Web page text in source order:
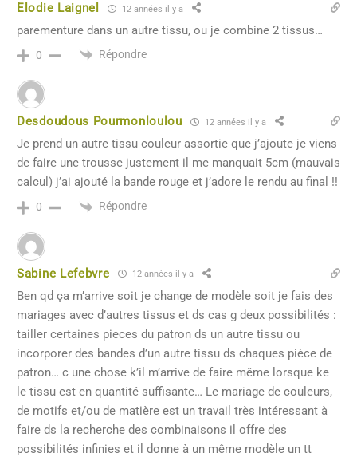
Elodie Laignel 12 années il y a
parementure dans un autre tissu, ou je combine 2 tissus…
0 Répondre
Desdoudous Pourmonloulou 12 années il y a
Je prend un autre tissu couleur assortie que j’ajoute je viens
de faire une trousse justement il me manquait 5cm (mauvais
calcul) j’ai ajouté la bande rouge et j’adore le rendu au final !!
0 Répondre
Sabine Lefebvre 12 années il y a
Ben qd ça m’arrive soit je change de modèle soit je fais des
mariages avec d’autres tissus et ds cas g deux possibilités :
tailler certaines pieces du patron ds un autre tissu ou
incorporer des bandes d’un autre tissu ds chaques pièce de
patron… c une chose k’il m’arrive de faire même lorsque ke
le tissu est en quantité suffisante… Le mariage de couleurs,
de motifs et/ou de matière est un travail très intéressant à
faire ds la recherche des combinaisons il offre des
possibilités infinies et il donne à un même modèle un tt